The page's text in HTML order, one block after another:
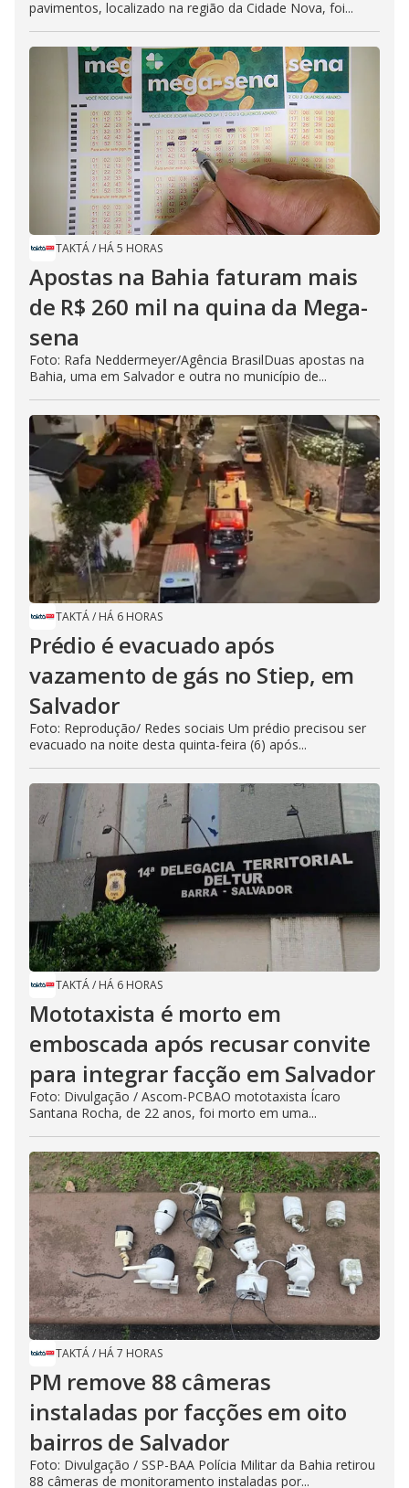
pavimentos, localizado na região da Cidade Nova, foi...
TAKTÁ/ HÁ 5 HORAS
Apostas na Bahia faturam mais
de R$ 260 mil na quina da Mega-
sena
Foto: Rafa Neddermeyer/Agência BrasilDuas apostas na
Bahia, uma em Salvador e outra no município de...
TAKTÁ/ HÁ 6 HORAS
Prédio é evacuado após
vazamento de gás no Stiep, em
Salvador
Foto: Reprodução/ Redes sociais Um prédio precisou ser
evacuado na noite desta quinta-feira (6) após...
TAKTÁ/ HÁ 6 HORAS
Mototaxista é morto em
emboscada após recusar convite
para integrar facção em Salvador
Foto: Divulgação / Ascom-PCBAO mototaxista Ícaro
Santana Rocha, de 22 anos, foi morto em uma...
TAKTÁ/ HÁ 7 HORAS
PM remove 88 câmeras
instaladas por facções em oito
bairros de Salvador
Foto: Divulgação / SSP-BAA Polícia Militar da Bahia retirou
88 câmeras de monitoramento instaladas por...